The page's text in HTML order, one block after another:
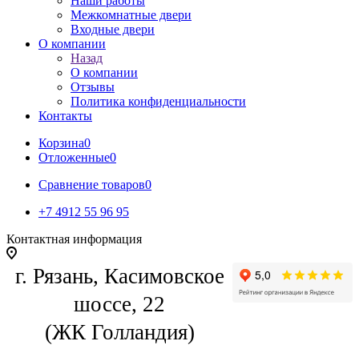
Межкомнатные двери
Входные двери
О компании
Назад
О компании
Отзывы
Политика конфиденциальности
Контакты
Корзина0
Отложенные0
Сравнение товаров0
+7 4912 55 96 95
Контактная информация
г. Рязань, Касимовское
шоссе, 22
(ЖК Голландия)